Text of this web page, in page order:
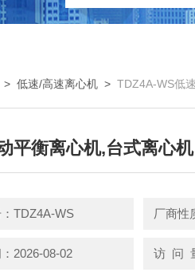
> 低速/高速离心机 > TDZ4A-WS低
平衡离心机,台式离心机
TDZ4A-WS 厂商性
2026-08-02 访 问